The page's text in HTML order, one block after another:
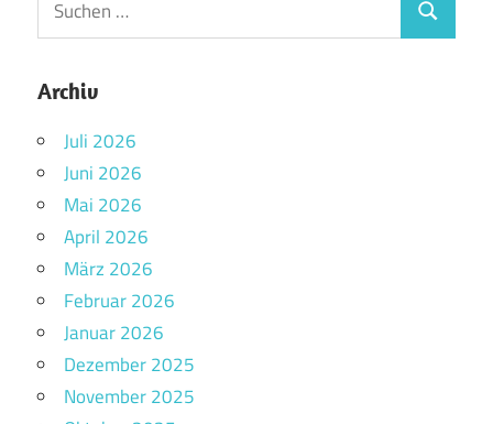
Archiv
Juli 2026
Juni 2026
Mai 2026
April 2026
März 2026
Februar 2026
Januar 2026
Dezember 2025
November 2025